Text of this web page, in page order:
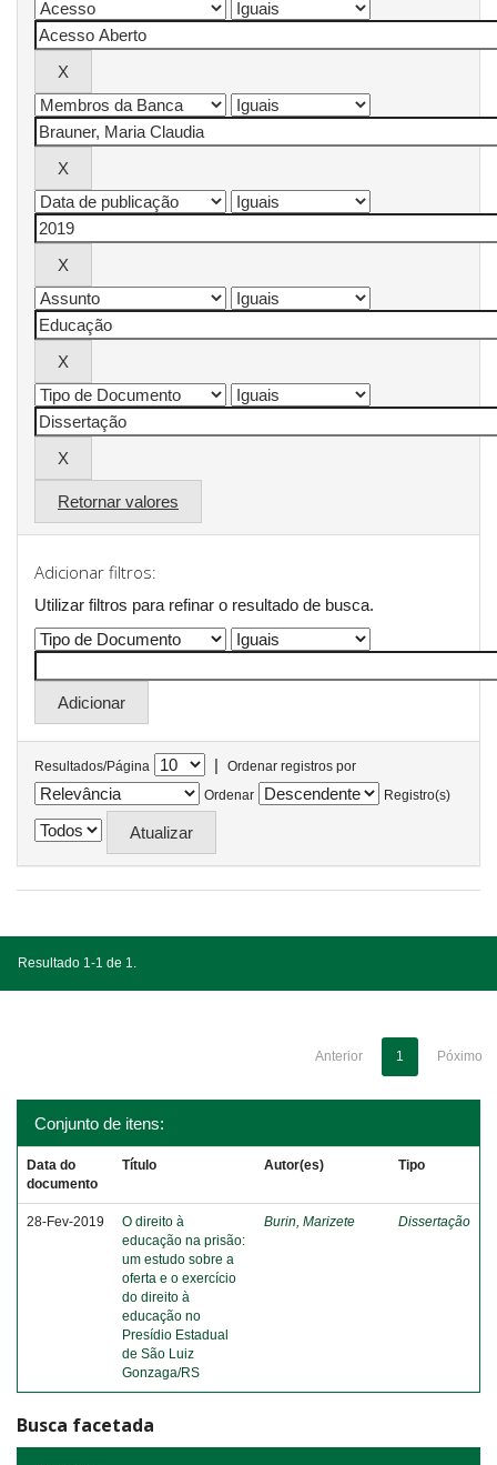
Retornar valores
Adicionar filtros:
Utilizar filtros para refinar o resultado de busca.
Resultados/Página |
Ordenar registros por
Ordenar
Registro(s)
Resultado 1-1 de 1.
Anterior 1 Póximo
Conjunto de itens:
Data do
documento
Título Autor(es) Tipo
28-Fev-2019
O direito à
educação na prisão:
um estudo sobre a
oferta e o exercício
do direito à
educação no
Presídio Estadual
de São Luiz
Gonzaga/RS
Burin, Marizete Dissertação
Busca facetada